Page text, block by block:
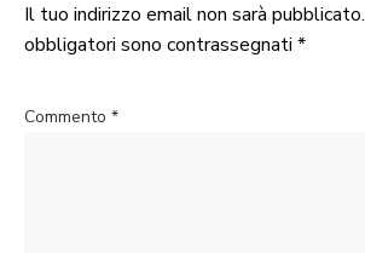
Il tuo indirizzo email non sarà pubblicato.
obbligatori sono contrassegnati *
Commento *